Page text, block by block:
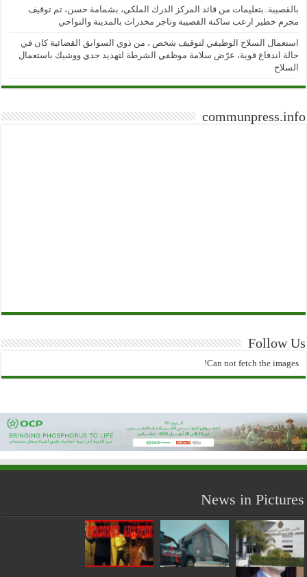
بالقصيبة..بتعليمات من قائد المركز الدرك الملكي، بشمامة حسن، تم توقيف
مجرم خطير ارعب ساكنة القصيبة وتاجر مخدرات بالمدينة والنواحي
استعمال السلاح الوظيفي لتوقيف شخص ، من ذوي السوابق القضائية كان في
حالة اندفاع قوية، عرّض سلامة موظفي الشرطة لتهديد جدي ووشيك باستعمال
السلاح
communpress.info
Follow Us
Can not fetch the images!
News in Pictures